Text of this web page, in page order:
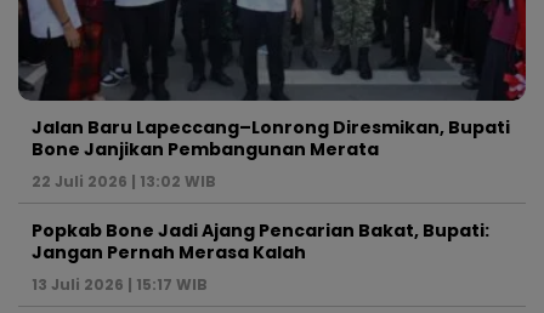
Jalan Baru Lapeccang–Lonrong Diresmikan, Bupati
Bone Janjikan Pembangunan Merata
22 Juli 2026 | 13:02 WIB
Popkab Bone Jadi Ajang Pencarian Bakat, Bupati:
Jangan Pernah Merasa Kalah
13 Juli 2026 | 15:17 WIB